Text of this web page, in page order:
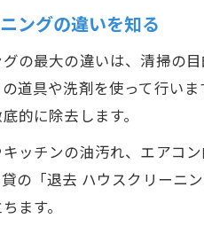
プロによ
プ
分
ハ
プ
ングの違いを知る
の最大の違いは、清掃の
道具や洗剤を使って行い
的に除去します。
ッチンの油汚れ、エアコ
の「退去 ハウスクリーニ
ます。